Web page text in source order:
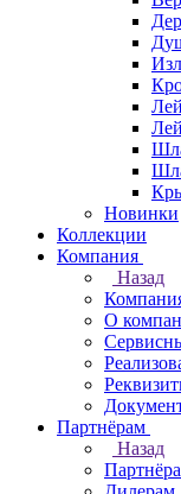
Новинки
Коллекции
Компания
Назад
О
Партнёрам
Назад